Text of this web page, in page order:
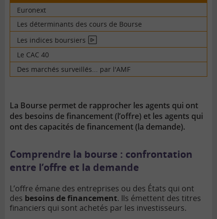
Euronext
Les déterminants des cours de Bourse
Les indices boursiers En
Le CAC 40
Des marchés surveillés... par l'AMF
La Bourse permet de rapprocher les agents qui ont
des besoins de financement (l’offre) et les agents qui
ont des capacités de financement (la demande).
Comprendre la bourse : confrontation
entre l’offre et la demande
L’offre émane des entreprises ou des États qui ont
des besoins de financement. Ils émettent des titres
financiers qui sont achetés par les investisseurs.